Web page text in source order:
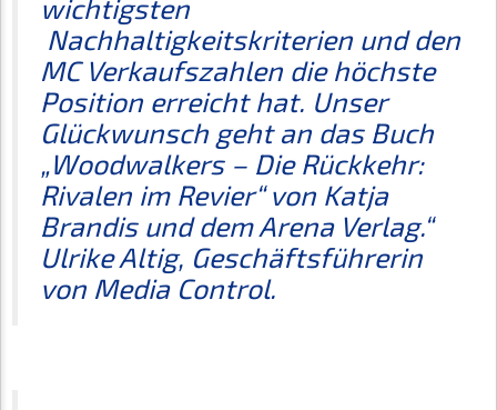
wichtigsten
Nachhaltigkeitskriterien und den
MC Verkaufszahlen die höchste
Position erreicht hat. Unser
Glückwunsch geht an das Buch
„Woodwalkers – Die Rückkehr:
Rivalen im Revier“ von Katja
Brandis und dem Arena Verlag.“
Ulrike Altig, Geschäftsführerin
von Media Control.